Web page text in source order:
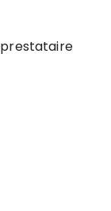
prestataire